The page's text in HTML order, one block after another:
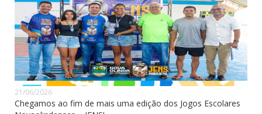
21/06/2026
Chegamos ao fim de mais uma edição dos Jogos Escolares